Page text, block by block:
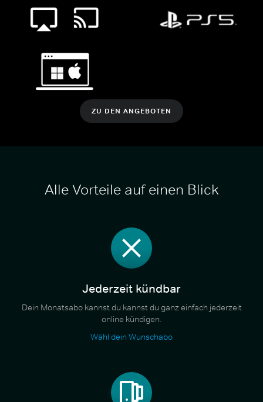
ZU DEN ANGEBOTEN
Alle Vorteile auf einen Blick
Jederzeit kündbar
Dein Monatsabo kannst du kannst du ganz einfach jederzeit
online kündigen.
Wähl dein Wunschabo